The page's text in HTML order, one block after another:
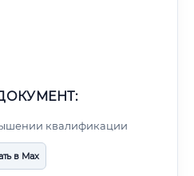
квалификации
в Max